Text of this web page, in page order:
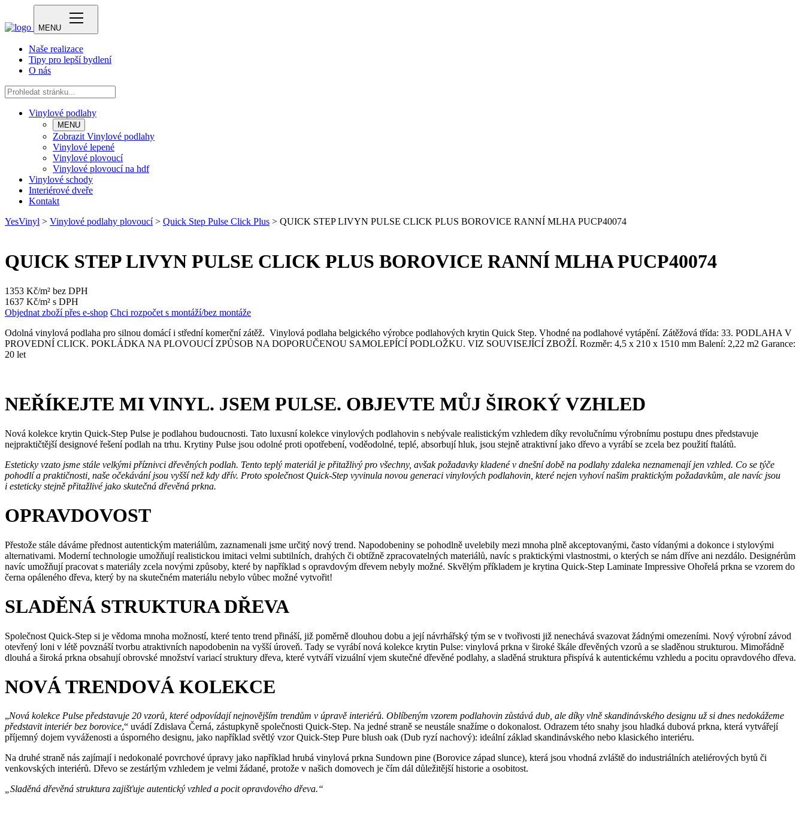
MENU
Naše realizace
Tipy pro lepší bydlení
O nás
Vinylové podlahy
MENU
Zobrazit Vinylové podlahy
Vinylové lepené
Vinylové plovoucí
Vinylové plovoucí na hdf
Vinylové schody
Interiérové dveře
Kontakt
YesVinyl > Vinylové podlahy plovoucí> Quick Step Pulse Click Plus > QUICK STEP LIVYN PULSE CLICK PLUS BOROVICE RANNÍ MLHA PUCP40074
QUICK STEP LIVYN PULSE CLICK PLUS BOROVICE RANNÍ MLHA PUCP40074
1353 Kč/m² bez DPH
1637 Kč/m² s DPH
Objednat zboží přes e-shop Chci rozpočet s montáží/bez montáže
Odolná vinylová podlaha pro silnou domácí i střední komerční zátěž. Vinylová podlaha belgického výrobce podlahových krytin Quick Step. Vhodné na podlahové vytápění. Zátěžová třída: 33. PODLAHA V
PROVEDNÍ CLICK. POKLÁDKA NA PLOVOUCÍ ZPŮSOB NA DOPORUČENOU SAMOLEPÍCÍ PODLOŽKU. VIZ SOUVISEJÍCÍ ZBOŽÍ. Rozměr: 4,5 x 210 x 1510 mm Balení: 2,22 m2 Garance:
20 let
NEŘÍKEJTE MI VINYL. JSEM PULSE. OBJEVTE MŮJ ŠIROKÝ VZHLED
Nová kolekce krytin Quick-Step Pulse je podlahou budoucnosti. Tato luxusní kolekce vinylových podlahovin s nebývale realistickým vzhledem díky revolučnímu výrobnímu postupu dnes představuje
nejpraktičtější designové řešení podlah na trhu. Krytiny Pulse jsou odolné proti opotřebení, voděodolné, teplé, absorbují hluk, jsou stejně atraktivní jako dřevo a vyrábí se zcela bez použití ftalátů.
Esteticky vzato jsme stále velkými příznivci dřevěných podlah. Tento teplý materiál je přitažlivý pro všechny, avšak požadavky kladené v dnešní době na podlahy zdaleka neznamenají jen vzhled. Co se týče
pohodlí a praktičnosti, naše očekávání jsou vyšší než kdy dřív. Proto společnost Quick-Step vyvinula novou generaci vinylových podlahovin, které nejen vyhoví našim praktickým požadavkům, ale navíc jsou
i esteticky stejně přitažlivé jako skutečná dřevěná prkna.
OPRAVDOVOST
Přestože stále dáváme přednost autentickým materiálům, zaznamenali jsme určitý nový trend. Napodobeniny se pohodlně uvelebily mezi mnoha plně akceptovanými, často vídanými a dokonce i stylovými
alternativami. Moderní technologie umožňují realistickou imitaci velmi subtilních, drahých či obtížně zpracovatelných materiálů, navíc s praktickými vlastnostmi, o kterých se nám dříve ani nezdálo. Designérům
navíc umožňují pracovat s materiály zcela novými způsoby, které by například s opravdovým dřevem nebyly možné. Skvělým příkladem je krytina Quick-Step Laminate Impressive Ohořelá prkna se vzorem do
černa opáleného dřeva, který by na skutečném materiálu nebylo vůbec možné vytvořit!
SLADĚNÁ STRUKTURA DŘEVA
Společnost Quick-Step si je vědoma mnoha možností, které tento trend přináší, již poměrně dlouhou dobu a její návrhářský tým se v tvořivosti již nenechává svazovat žádnými omezeními. Nový výrobní závod
otevřený loni v létě povznáší tvorbu atraktivních napodobenin na vyšší úroveň. Tady se vyrábí nová kolekce krytin Pulse: vinylová prkna v široké škále dřevěných vzorů a se sladěnou strukturou. Mimořádně
dlouhá a široká prkna obsahují obrovské množství variací struktury dřeva, které vytváří vizuální vjem skutečné dřevěné podlahy, a sladěná struktura přispívá k autentickému vzhledu a pocitu opravdového dřeva.
NOVÁ TRENDOVÁ KOLEKCE
„Nová kolekce Pulse představuje 20 vzorů, které odpovídají nejnovějším trendům v úpravě interiérů. Oblíbeným vzorem podlahovin zůstává dub, ale díky vlně skandinávského designu už si dnes nedokážeme
představit interiér bez borovice,“ uvádí Zdislava Černá, zástupkyně společnosti Quick-Step. Na jedné straně se neustále snažíme o dokonalost. Odrazem této snahy jsou hladká dubová prkna, která vytvářejí
příjemný dojem vyváženosti a úsporného designu, jako například světlý vzor Quick-Step Pure blush oak (Dub ryzí nachový): ideální základ skandinávského nebo klasického interiéru.
Na druhé straně nás zajímají i nedokonalé povrchové úpravy jako například hrubá vinylová prkna Sundown pine (Borovice západ slunce), která jsou vhodná zvláště do industriálních ateliérových bytů či
venkovských interiérů. Dřevo se zestárlým vzhledem je velmi žádané, protože v našich domovech je čím dál důležitější historie a osobitost.
„Sladěná dřevěná struktura zajišťuje autentický vzhled a pocit opravdového dřeva.“